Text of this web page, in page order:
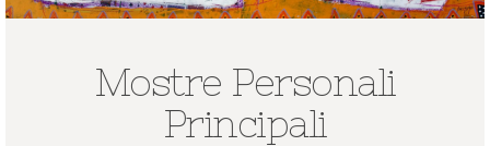
Mostre Personali
Principali